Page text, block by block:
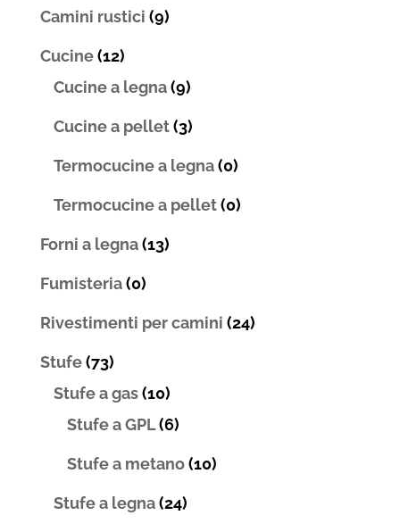
Camini rustici (9)
Cucine (12)
Cucine a legna (9)
Cucine a pellet (3)
Termocucine a legna (0)
Termocucine a pellet (0)
Forni a legna (13)
Fumisteria (0)
Rivestimenti per camini (24)
Stufe (73)
Stufe a gas (10)
Stufe a GPL (6)
Stufe a metano (10)
Stufe a legna (24)